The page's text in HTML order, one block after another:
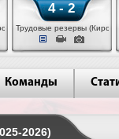
4 - 2
Трудовые резервы (Киров)
Команды
2026)